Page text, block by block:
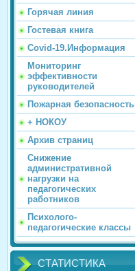
Горячая линия
Гостевая книга
Covid-19.Информация
Мониторинг
эффективности
руководителей
Пожарная безопасность
+ НОКОУ
Архив страниц
Снижение
административной
нагрузки на
педагогических
работников
Психолого-
педагогические классы
СТАТИСТИКА